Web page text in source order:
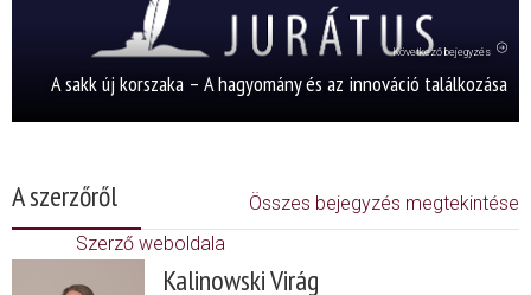
Következő bejegyzés
A sakk új korszaka – A hagyomány és az innováció találkozása
A szerzőről
Összes bejegyzés megtekintése
Szerző weboldala
Kalinowski Virág